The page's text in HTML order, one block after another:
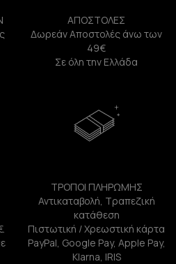
ΑΠΟΣΤΟΛΕΣ
Δωρεάν Αποστολές άνω των
49€
Σε όλη την Ελλάδα
ΤΡΟΠΟΙ ΠΛΗΡΩΜΗΣ
Αντικαταβολή, Τραπεζική
κατάθεση
Πιστωτική / Χρεωστική κάρτα
PayPal, Google Pay, Apple Pay,
Klarna, IRIS